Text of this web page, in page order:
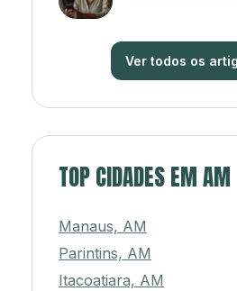
Ver todos os
TOP CIDADES EM AM
Manaus, AM
Parintins, AM
Itacoatiara, AM